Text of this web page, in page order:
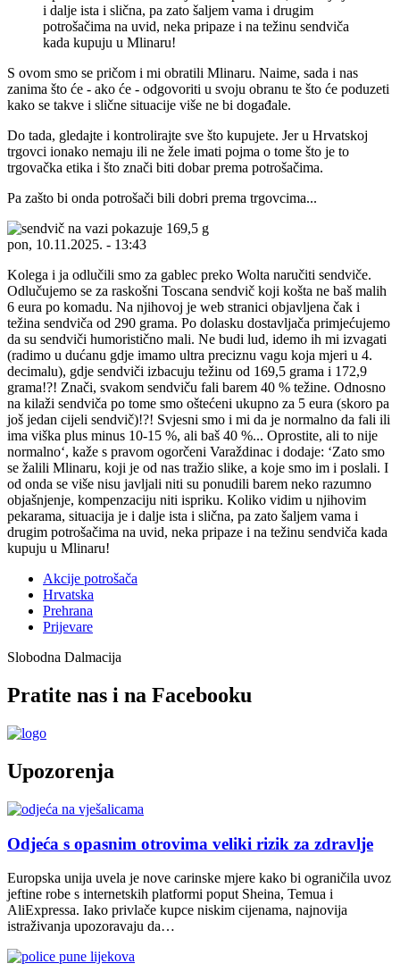
i dalje ista i slična, pa zato šaljem vama i drugim
potrošačima na uvid, neka pripaze i na težinu sendviča
kada kupuju u Mlinaru!
S ovom smo se pričom i mi obratili Mlinaru. Naime, sada i nas
zanima što će - ako će - odgovoriti u svoju obranu te što će poduzeti
kako se takve i slične situacije više ne bi događale.
Do tada, gledajte i kontrolirajte sve što kupujete. Jer u Hrvatskoj
trgovci ionako nemaju ili ne žele imati pojma o tome što je to
trgovačka etika i što znači biti dobar prema potrošačima.
Pa zašto bi onda potrošači bili dobri prema trgovcima...
pon, 10.11.2025. - 13:43
Kolega i ja odlučili smo za gablec preko Wolta naručiti sendviče.
Odlučujemo se za raskošni Toscana sendvič koji košta ne baš malih
6 eura po komadu. Na njihovoj je web stranici objavljena čak i
težina sendviča od 290 grama. Po dolasku dostavljača primjećujemo
da su sendviči humoristično mali. Ne budi lud, idemo ih mi izvagati
(radimo u dućanu gdje imamo ultra preciznu vagu koja mjeri u 4.
decimalu), gdje sendviči izbacuju težinu od 169,5 grama i 172,9
grama!?! Znači, svakom sendviču fali barem 40 % težine. Odnosno
na kilaži sendviča po tome smo oštećeni ukupno za 5 eura (skoro pa
još jedan cijeli sendvič)!?! Svjesni smo i mi da je normalno da fali ili
ima viška plus minus 10-15 %, ali baš 40 %... Oprostite, ali to nije
normalno‘, kaže s pravom ogorčeni Varaždinac i dodaje: ‘Zato smo
se žalili Mlinaru, koji je od nas tražio slike, a koje smo im i poslali. I
od onda se više nisu javljali niti su ponudili barem neko razumno
objašnjenje, kompenzaciju niti ispriku. Koliko vidim u njihovim
pekarama, situacija je i dalje ista i slična, pa zato šaljem vama i
drugim potrošačima na uvid, neka pripaze i na težinu sendviča kada
kupuju u Mlinaru!
Akcije potrošača
Hrvatska
Prehrana
Prijevare
Slobodna Dalmacija
Pratite nas i na Facebooku
Upozorenja
Odjeća s opasnim otrovima veliki rizik za zdravlje
Europska unija uvela je nove carinske mjere kako bi ograničila uvoz
jeftine robe s internetskih platformi poput Sheina, Temua i
AliExpressa. Iako privlače kupce niskim cijenama, najnovija
istraživanja upozoravaju da…